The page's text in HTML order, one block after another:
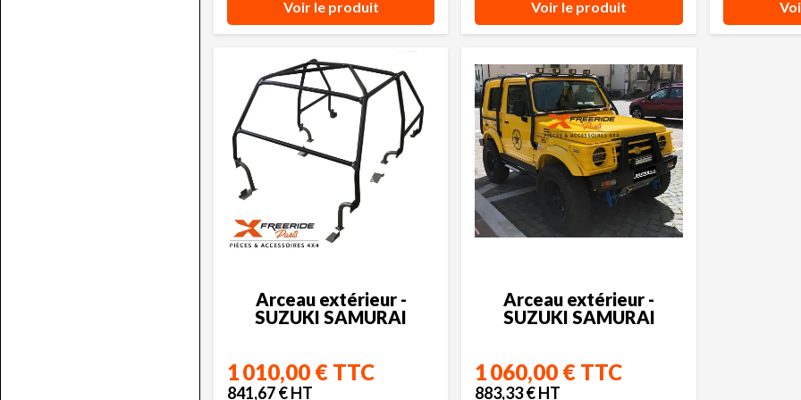
Voir le produit Voir le produit
Arceau extérieur -
SUZUKI SAMURAI
1 010,00 € TTC
841,67 € HT
Arceau extérieur -
SUZUKI SAMURAI
1 060,00 € TTC
883,33 € HT